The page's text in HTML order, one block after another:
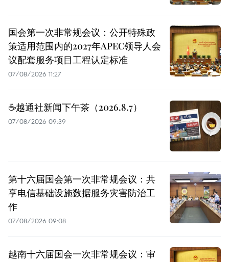
国会第一次非常规会议：公开特殊政
策适用范围内的2027年APEC领导人会
议配套服务项目工程认定标准
07/08/2026 11:27
☕️越通社新闻下午茶（2026.8.7）
07/08/2026 09:39
第十六届国会第一次非常规会议：共
享电信基础设施数据服务灾害防治工
作
07/08/2026 09:08
越南十六届国会一次非常规会议：审